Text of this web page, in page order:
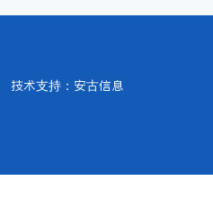
技术支持： 安古信息